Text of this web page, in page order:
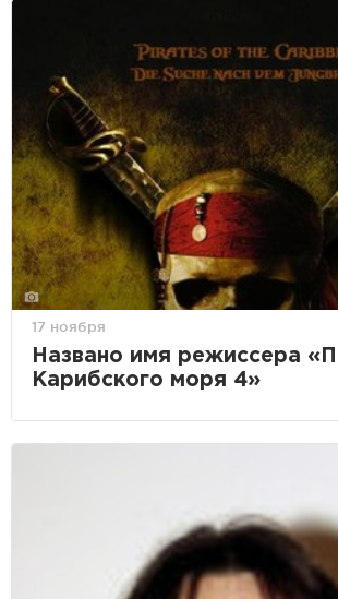
17 ноября
Названо имя режиссера
Карибского моря 4»